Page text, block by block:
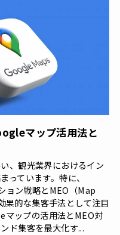
マップ活用法と
、観光業界におけるイン
っています。特に、
ョン戦略とMEO（Map
的な集客手法として注目
マップの活用法とMEO対
ド集客を最大化す...